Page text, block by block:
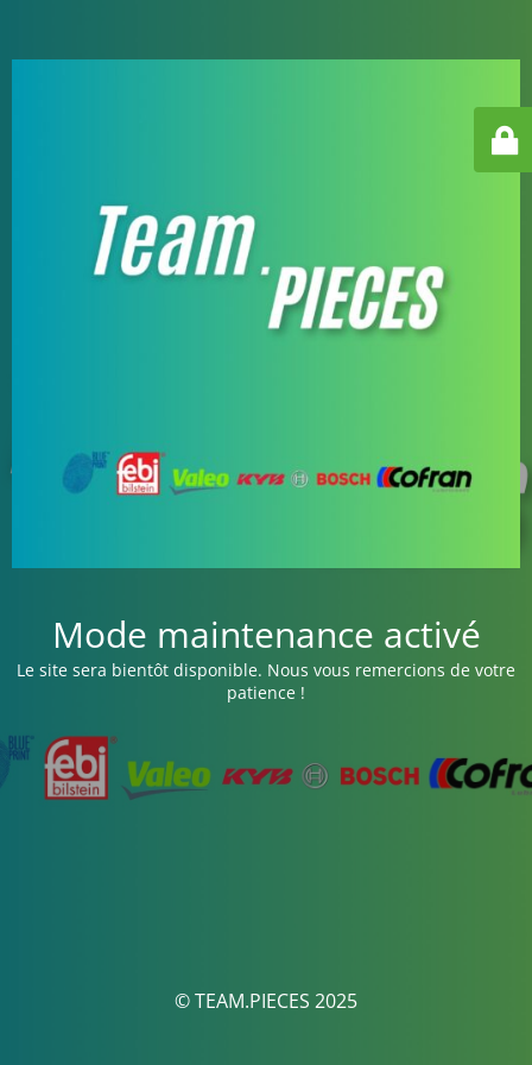
Mode maintenance activé
Le site sera bientôt disponible. Nous vous remercions de votre
patience !
© TEAM.PIECES 2025